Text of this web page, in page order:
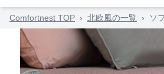
Comfortnest TOP › 北欧風の一覧 › ソ